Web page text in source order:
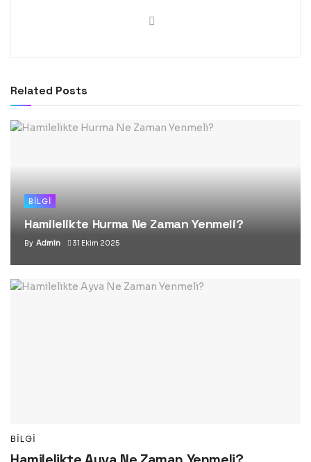
Related Posts
BILGI
Hamilelikte Hurma Ne Zaman Yenmeli?
By Admin 31 Ekim 2025
BILGI